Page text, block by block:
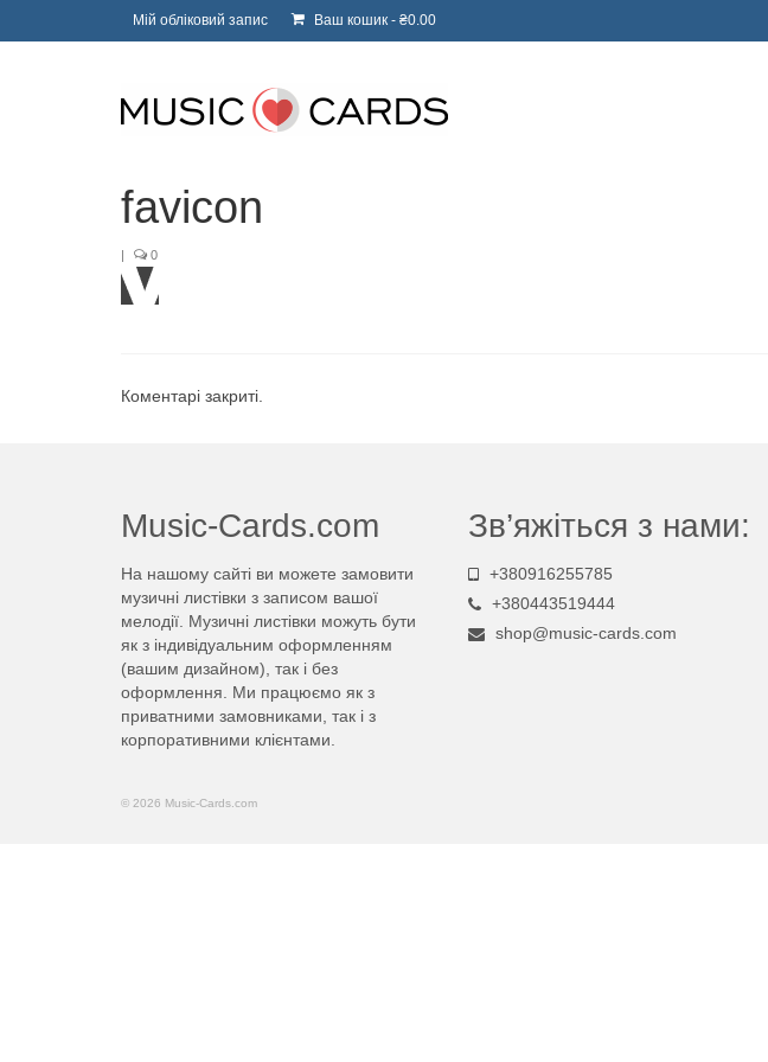
Мій обліковий запис Ваш кошик - ₴0.00
favicon
| 0
Коментарі закриті.
Music-Cards.com
На нашому сайті ви можете замовити
музичні листівки з записом вашої
мелодії. Музичні листівки можуть бути
як з індивідуальним оформленням
(вашим дизайном), так і без
оформлення. Ми працюємо як з
приватними замовниками, так і з
корпоративними клієнтами.
Зв’яжіться з нами:
+380916255785
+380443519444
shop@music-cards.com
© 2026 Music-Cards.com